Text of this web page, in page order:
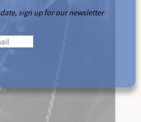
date, sign up for our newsletter